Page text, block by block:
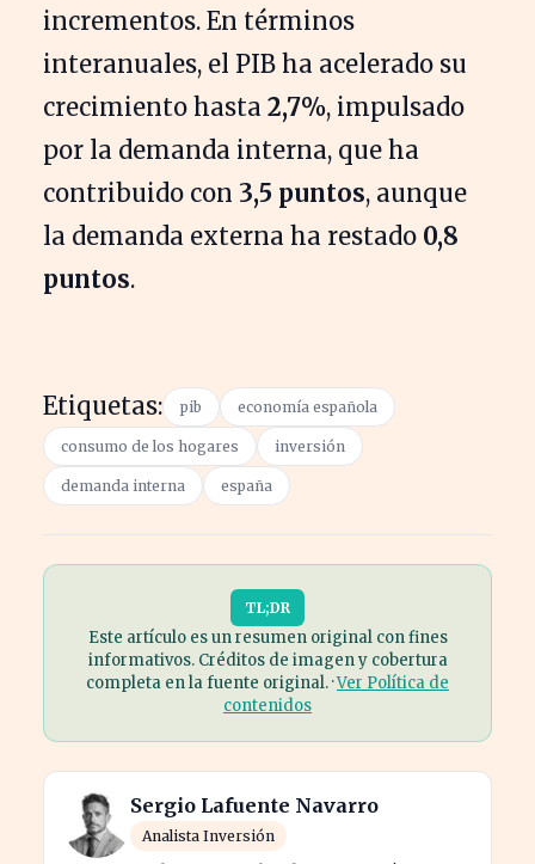
incrementos. En términos
interanuales, el PIB ha acelerado su
crecimiento hasta 2,7%, impulsado
por la demanda interna, que ha
contribuido con 3,5 puntos, aunque
la demanda externa ha restado 0,8
puntos.
Etiquetas: pib economía española
consumo de los hogares inversión
demanda interna españa
TL;DR
Este artículo es un resumen original con fines
informativos. Créditos de imagen y cobertura
completa en la fuente original. ·Ver Política de
contenidos
Sergio Lafuente Navarro
Analista Inversión